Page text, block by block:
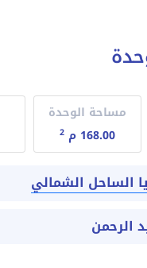
مساحة الوحدة
168.00 م
2
الساحل الشمالي
الرحمن